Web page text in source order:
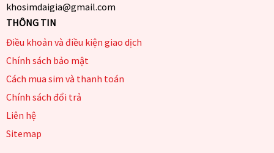
khosimdaigia@gmail.com
THÔNG TIN
Điều khoản và điều kiện giao dịch
Chính sách bảo mật
Cách mua sim và thanh toán
Chính sách đổi trả
Liên hệ
Sitemap